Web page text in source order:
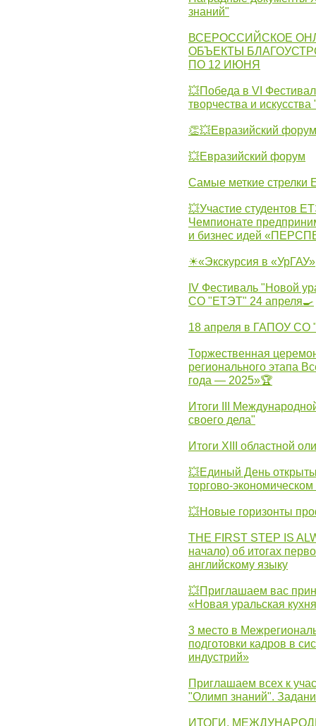
знаний"
ВСЕРОССИЙСКОЕ
ОБЪЕКТЫ
ПО 12 ИЮНЯ
💥Победа в VI
творчества и
👏💥Евразийский форум
💥Евразийский форум
Самые меткие стрелки
💥Участие студентов
Чемпионате
и бизнес идей
☀«Экскурсия в «УрГАУ»
IV Фестиваль "Новой
СО "ЕТЭТ" 24 апреля🍳
18 апреля в ГАПОУ СО
Торжественная
регионального этапа
года — 2025»🏆
Итоги III
своего дела"
Итоги XIII областной
💥Единый День
торгово-
💥Новые горизонты
THE FIRST STEP IS
начало) об итогах
английскому языку
💥Приглашаем вас
«Новая уральская
3 место в
подготовки кадров в
индустрий»
Приглашаем всех к
"Олимп знаний".
ИТОГИ.